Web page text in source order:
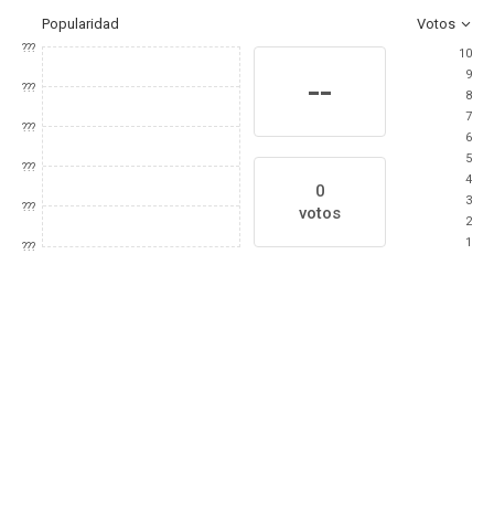
Popularidad Votos
???
???
???
???
???
???
--
0
votos
10
9
8
7
6
5
4
3
2
1